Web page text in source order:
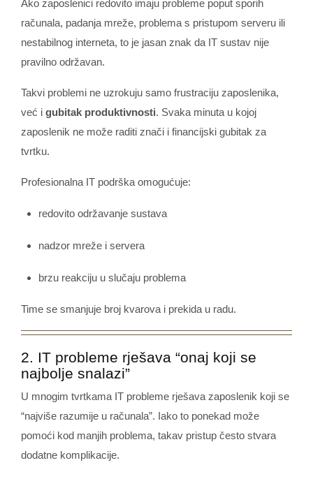
Ako zaposlenici redovito imaju probleme poput sporih
računala, padanja mreže, problema s pristupom serveru ili
nestabilnog interneta, to je jasan znak da IT sustav nije
pravilno održavan.
Takvi problemi ne uzrokuju samo frustraciju zaposlenika,
već i gubitak produktivnosti. Svaka minuta u kojoj
zaposlenik ne može raditi znači i financijski gubitak za
tvrtku.
Profesionalna IT podrška omogućuje:
redovito održavanje sustava
nadzor mreže i servera
brzu reakciju u slučaju problema
Time se smanjuje broj kvarova i prekida u radu.
2. IT probleme rješava “onaj koji se
najbolje snalazi”
U mnogim tvrtkama IT probleme rješava zaposlenik koji se
“najviše razumije u računala”. Iako to ponekad može
pomoći kod manjih problema, takav pristup često stvara
dodatne komplikacije.